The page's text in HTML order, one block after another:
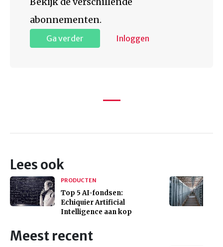
abonnementen.
Ga verder Inloggen
Lees ook
PRODUCTEN
Top 5 AI-fondsen:
Echiquier Artificial
Intelligence aan kop
Meest recent